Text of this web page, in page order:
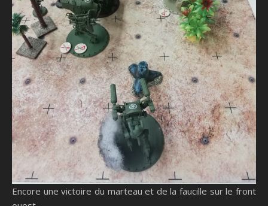
Encore une victoire du marteau et de la faucille sur le front